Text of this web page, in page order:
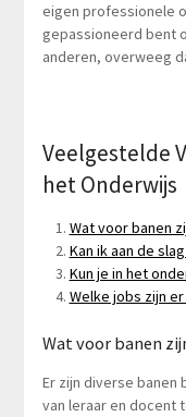
eigen professionele
gepassioneerd bent
anderen, overweeg
Veelgestelde
het Onderwijs
Wat voor banen
Kan ik aan de
Kun je in het
Welke jobs zijn
Wat voor banen
Er zijn diverse banen
van leraar en docent